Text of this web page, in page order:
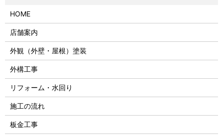
HOME
店舗案内
外観（外壁・屋根）塗装
外構工事
リフォーム・水回り
施工の流れ
板金工事